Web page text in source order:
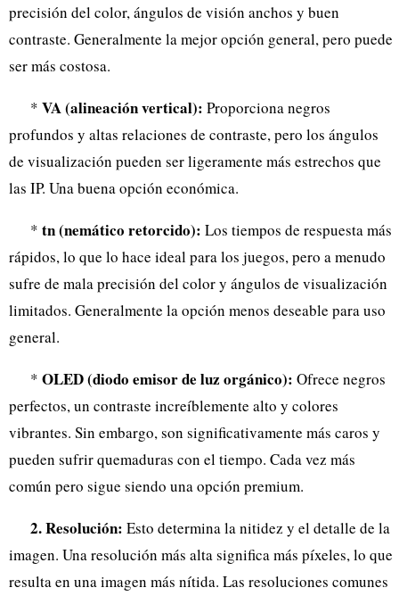
precisión del color, ángulos de visión anchos y buen
contraste. Generalmente la mejor opción general, pero puede
ser más costosa.
* VA (alineación vertical): Proporciona negros
profundos y altas relaciones de contraste, pero los ángulos
de visualización pueden ser ligeramente más estrechos que
las IP. Una buena opción económica.
* tn (nemático retorcido): Los tiempos de respuesta más
rápidos, lo que lo hace ideal para los juegos, pero a menudo
sufre de mala precisión del color y ángulos de visualización
limitados. Generalmente la opción menos deseable para uso
general.
* OLED (diodo emisor de luz orgánico): Ofrece negros
perfectos, un contraste increíblemente alto y colores
vibrantes. Sin embargo, son significativamente más caros y
pueden sufrir quemaduras con el tiempo. Cada vez más
común pero sigue siendo una opción premium.
2. Resolución: Esto determina la nitidez y el detalle de la
imagen. Una resolución más alta significa más píxeles, lo que
resulta en una imagen más nítida. Las resoluciones comunes